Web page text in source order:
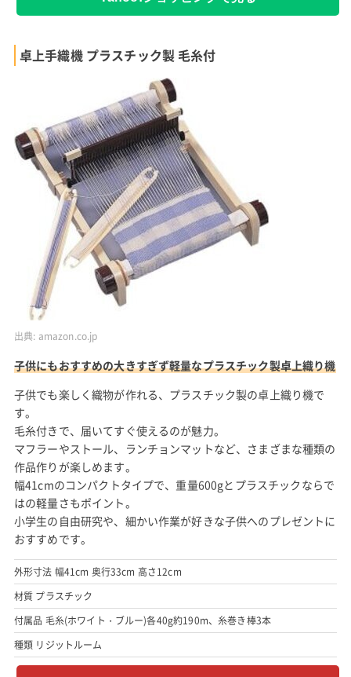
卓上手織機 プラスチック製 毛糸付
出典: amazon.co.jp
子供にもおすすめの大きすぎず軽量なプラスチック製卓上織り機
子供でも楽しく織物が作れる、プラスチック製の卓上織り機で
す。
毛糸付きで、届いてすぐ使えるのが魅力。
マフラーやストール、ランチョンマットなど、さまざまな種類の
作品作りが楽しめます。
幅41cmのコンパクトタイプで、重量600gとプラスチックならで
はの軽量さもポイント。
小学生の自由研究や、細かい作業が好きな子供へのプレゼントに
おすすめです。
外形寸法 幅41cm 奥行33cm 高さ12cm
材質 プラスチック
付属品 毛糸(ホワイト・ブルー)各40g約190m、糸巻き棒3本
種類 リジットルーム